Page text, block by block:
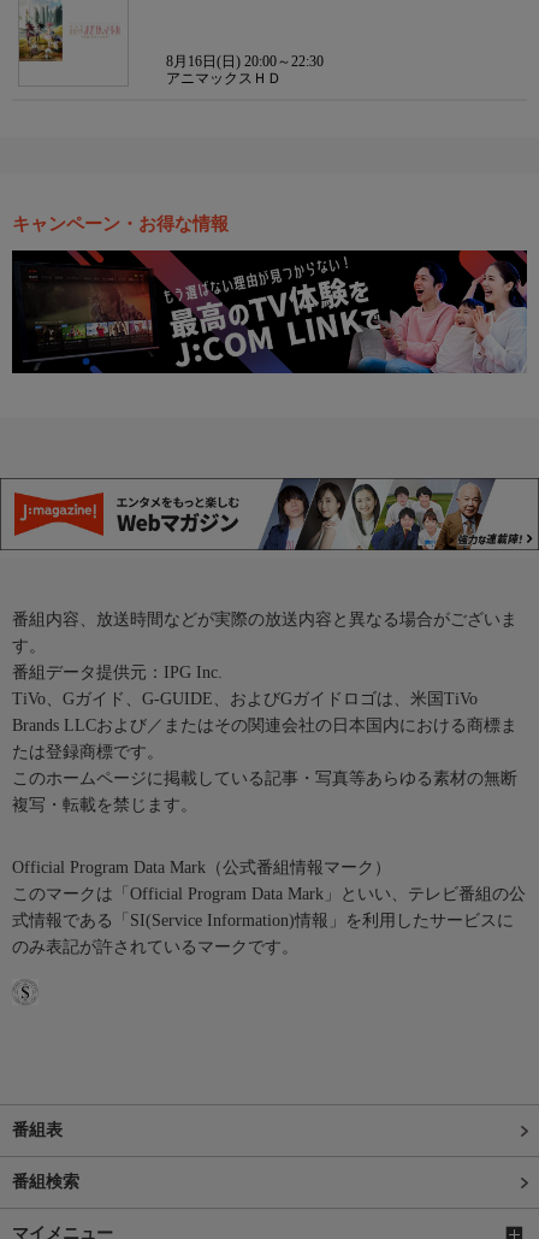
8月16日(日) 20:00～22:30
アニマックスＨＤ
キャンペーン・お得な情報
番組内容、放送時間などが実際の放送内容と異なる場合がございま
す。
番組データ提供元：IPG Inc.
TiVo、Gガイド、G-GUIDE、およびGガイドロゴは、米国TiVo
Brands LLCおよび／またはその関連会社の日本国内における商標ま
たは登録商標です。
このホームページに掲載している記事・写真等あらゆる素材の無断
複写・転載を禁じます。
Official Program Data Mark（公式番組情報マーク）
このマークは「Official Program Data Mark」といい、テレビ番組の公
式情報である「SI(Service Information)情報」を利用したサービスに
のみ表記が許されているマークです。
番組表
番組検索
マイメニュー